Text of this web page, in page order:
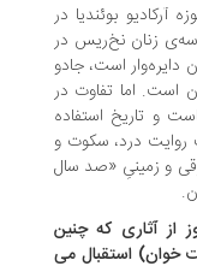
بوئندیا در
نخ‌ریس در
است، جادو
اما تفاوت در
استفاده
درد، سکوت و
«صد سال
که چنین
استقبال می